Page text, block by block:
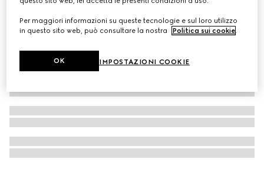
Per maggiori informazioni su queste tecnologie e sul loro utilizzo
in questo sito web, può consultare la nostra
Politica sui cookie.
IMPOSTAZIONI COOKIE
OK